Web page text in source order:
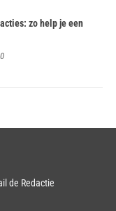
zo help je een
de Redactie